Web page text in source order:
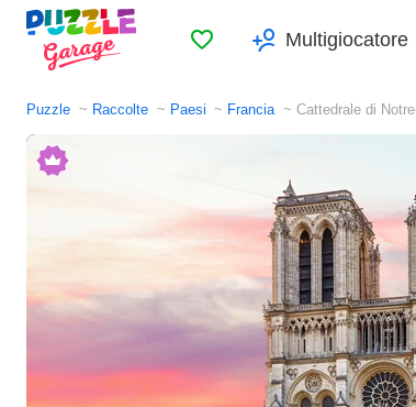
Preferiti Multigiocatore
Puzzle Raccolte Paesi Francia Cattedrale di